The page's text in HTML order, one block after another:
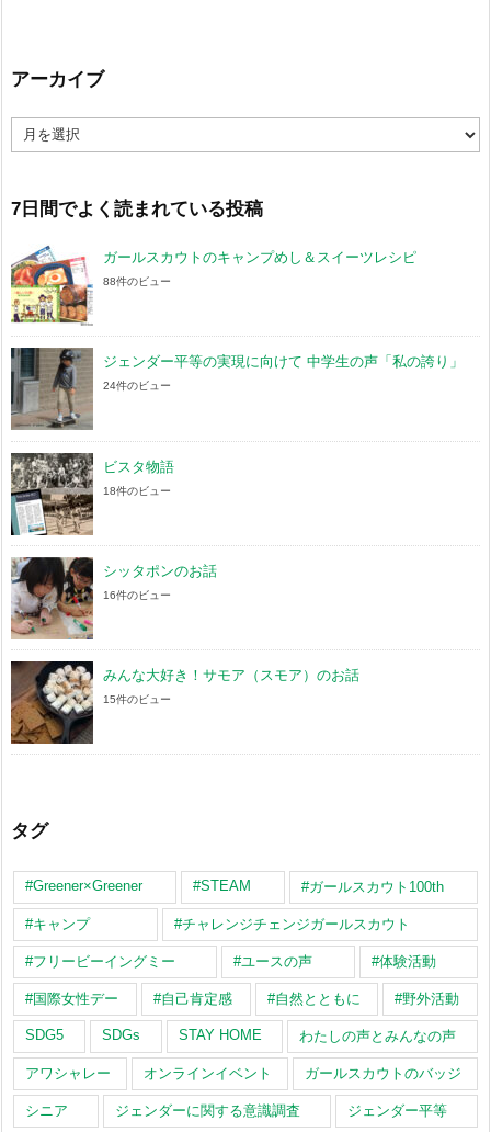
アーカイブ
ー
ブ
7日間でよく読まれている投稿
ガールスカウトのキャンプめし＆スイーツレシピ
88件のビュー
ジェンダー平等の実現に向けて 中学生の声「私の誇り」
24件のビュー
ビスタ物語
18件のビュー
シッタポンのお話
16件のビュー
みんな大好き！サモア（スモア）のお話
15件のビュー
タグ
#Greener×Greener #STEAM #ガールスカウト100th
#キャンプ #チャレンジチェンジガールスカウト
#フリービーイングミー #ユースの声 #体験活動
#国際女性デー #自己肯定感 #自然とともに #野外活動
SDG5 SDGs STAY HOME わたしの声とみんなの声
アワシャレー オンラインイベント ガールスカウトのバッジ
シニア ジェンダーに関する意識調査 ジェンダー平等